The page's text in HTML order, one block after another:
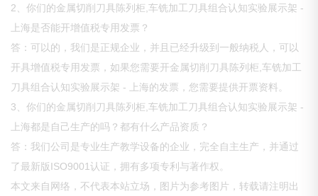
2、你们的金属切削刀具陈列柜,车铣加工刀具组合认知实验展示架 -
上海是否能开增值税专用发票？
答：可以的，我们是正规企业，并且已经升级到一般纳税人，可以
开具增值税专用发票，如果您需要开金属切削刀具陈列柜,车铣加工
刀具组合认知实验展示架 - 上海的发票，您需要提供开票资料。
3、你们的金属切削刀具陈列柜,车铣加工刀具组合认知实验展示架 -
上海都是自己生产的吗？都有什么产品资质？
答：我们公司是专业生产教学设备的企业，完全自主生产，并通过
了最新版ISO9001认证，拥有多项专利与著作权。
本文来自网络，不代表本站立场，图片为参考图片，转载请注明出